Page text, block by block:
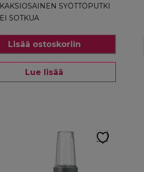
KAKSIOSAINEN SYÖTTÖPUTKI
EI SOTKUA
Lisää ostoskoriin
Lue lisää